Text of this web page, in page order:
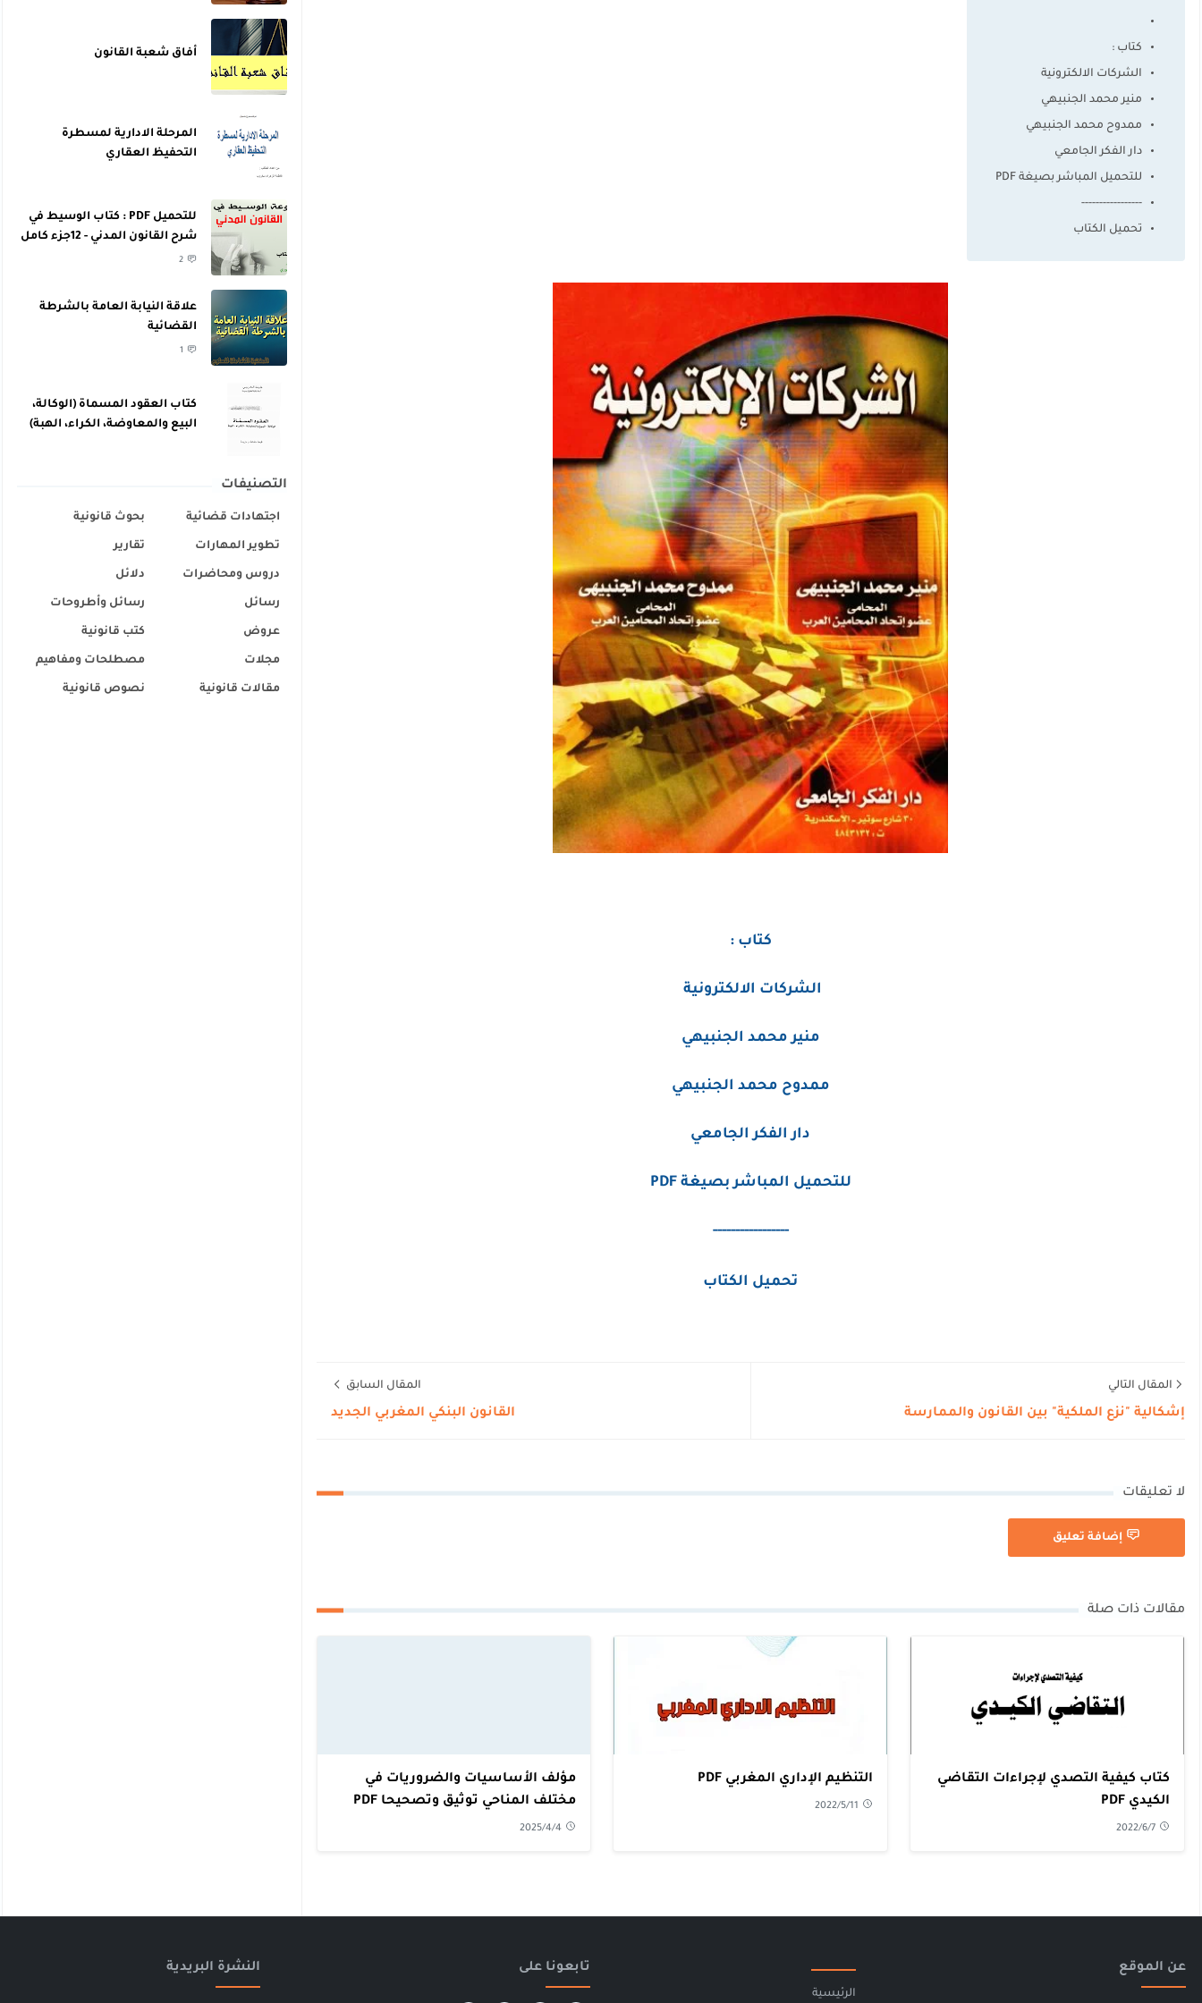
كتاب :
الشركات الالكترونية
منير محمد الجنبيهي
ممدوح محمد الجنبيهي
دار الفكر الجامعي
للتحميل المباشر بصيغة PDF
-----------------
تحميل الكتاب
كتاب :
الشركات الالكترونية
منير محمد الجنبيهي
ممدوح محمد الجنبيهي
دار الفكر الجامعي
للتحميل المباشر بصيغة PDF
-----------------
تحميل الكتاب
المقال التالي
إشكالية "نزع الملكية" بين القانون والممارسة
المقال السابق
القانون البنكي المغربي الجديد
لا تعليقات
إضافة تعليق
مقالات ذات صلة
كتاب كيفية التصدي لإجراءات التقاضي
الكيدي PDF
2022/6/7
التنظيم الإداري المغربي PDF
2022/5/11
مؤلف الأساسيات والضروريات في
مختلف المناحي توثيق وتصحيحا PDF
2025/4/4
أفاق شعبة القانون
المرحلة الادارية لمسطرة
التحفيظ العقاري
للتحميل PDF : كتاب الوسيط في
شرح القانون المدني - 12جزء كامل
- للدكتور عبد الرازق السنهوري
2
علاقة النيابة العامة بالشرطة
القضائية
1
كتاب العقود المسماة (الوكالة،
البيع والمعاوضة، الكراء، الهبة)
التصنيفات
اجتهادات قضائية بحوث قانونية
تطوير المهارات تقارير
دروس ومحاضرات دلائل
رسائل رسائل وأطروحات
عروض كتب قانونية
مجلات مصطلحات ومفاهيم
مقالات قانونية نصوص قانونية
عن الموقع
الرئيسية
تابعونا على النشرة البريدية